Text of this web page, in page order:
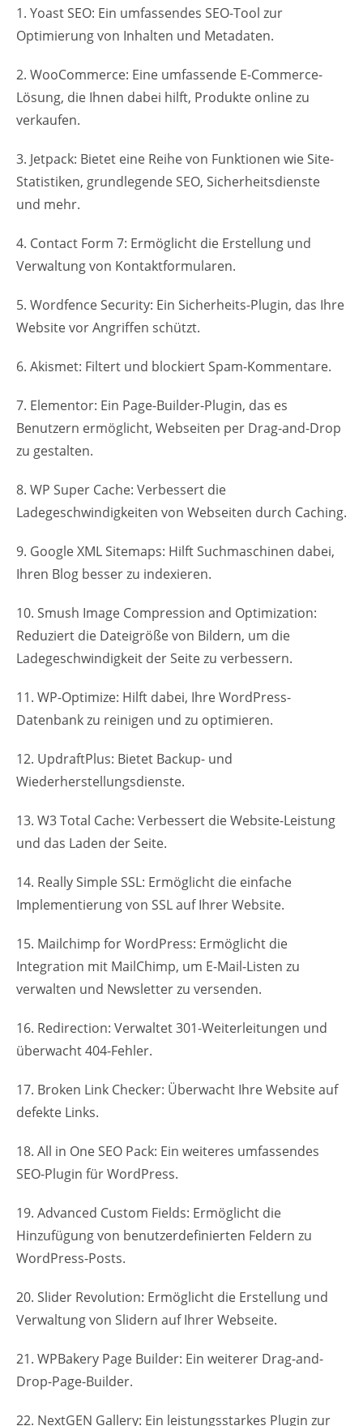
1. Yoast SEO: Ein umfassendes SEO-Tool zur
Optimierung von Inhalten und Metadaten.
2. WooCommerce: Eine umfassende E-Commerce-
Lösung, die Ihnen dabei hilft, Produkte online zu
verkaufen.
3. Jetpack: Bietet eine Reihe von Funktionen wie Site-
Statistiken, grundlegende SEO, Sicherheitsdienste
und mehr.
4. Contact Form 7: Ermöglicht die Erstellung und
Verwaltung von Kontaktformularen.
5. Wordfence Security: Ein Sicherheits-Plugin, das Ihre
Website vor Angriffen schützt.
6. Akismet: Filtert und blockiert Spam-Kommentare.
7. Elementor: Ein Page-Builder-Plugin, das es
Benutzern ermöglicht, Webseiten per Drag-and-Drop
zu gestalten.
8. WP Super Cache: Verbessert die
Ladegeschwindigkeiten von Webseiten durch Caching.
9. Google XML Sitemaps: Hilft Suchmaschinen dabei,
Ihren Blog besser zu indexieren.
10. Smush Image Compression and Optimization:
Reduziert die Dateigröße von Bildern, um die
Ladegeschwindigkeit der Seite zu verbessern.
11. WP-Optimize: Hilft dabei, Ihre WordPress-
Datenbank zu reinigen und zu optimieren.
12. UpdraftPlus: Bietet Backup- und
Wiederherstellungsdienste.
13. W3 Total Cache: Verbessert die Website-Leistung
und das Laden der Seite.
14. Really Simple SSL: Ermöglicht die einfache
Implementierung von SSL auf Ihrer Website.
15. Mailchimp for WordPress: Ermöglicht die
Integration mit MailChimp, um E-Mail-Listen zu
verwalten und Newsletter zu versenden.
16. Redirection: Verwaltet 301-Weiterleitungen und
überwacht 404-Fehler.
17. Broken Link Checker: Überwacht Ihre Website auf
defekte Links.
18. All in One SEO Pack: Ein weiteres umfassendes
SEO-Plugin für WordPress.
19. Advanced Custom Fields: Ermöglicht die
Hinzufügung von benutzerdefinierten Feldern zu
WordPress-Posts.
20. Slider Revolution: Ermöglicht die Erstellung und
Verwaltung von Slidern auf Ihrer Webseite.
21. WPBakery Page Builder: Ein weiterer Drag-and-
Drop-Page-Builder.
22. NextGEN Gallery: Ein leistungsstarkes Plugin zur